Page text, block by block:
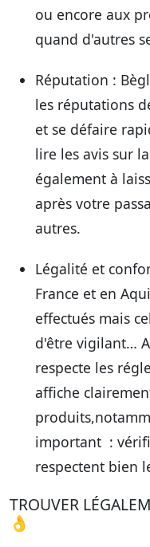
ou encore aux
quand d'autres
Réputation :
les réputations
et se défaire
lire les avis sur
également à
après votre
autres.
Légalité et
France et en
effectués mais
d'être vigilant…
respecte les
affiche
important :
respectent bien
TROUVER
👌